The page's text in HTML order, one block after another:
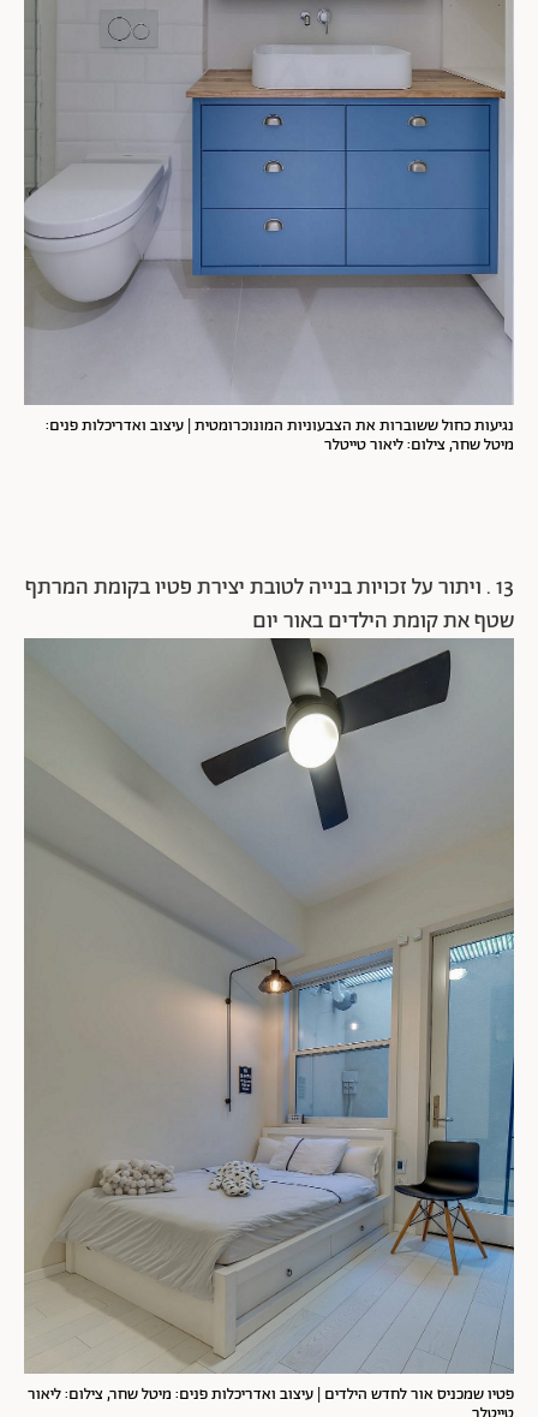
נגיעות כחול ששוברות את הצבעוניות המונוכרומטית | עיצוב ואדריכלות פנים:
מיטל שחר, צילום: ליאור טייטלר
13 . ויתור על זכויות בנייה לטובת יצירת פטיו בקומת המרתף
שטף את קומת הילדים באור יום
פטיו שמכניס אור לחדש הילדים | עיצוב ואדריכלות פנים: מיטל שחר, צילום: ליאור